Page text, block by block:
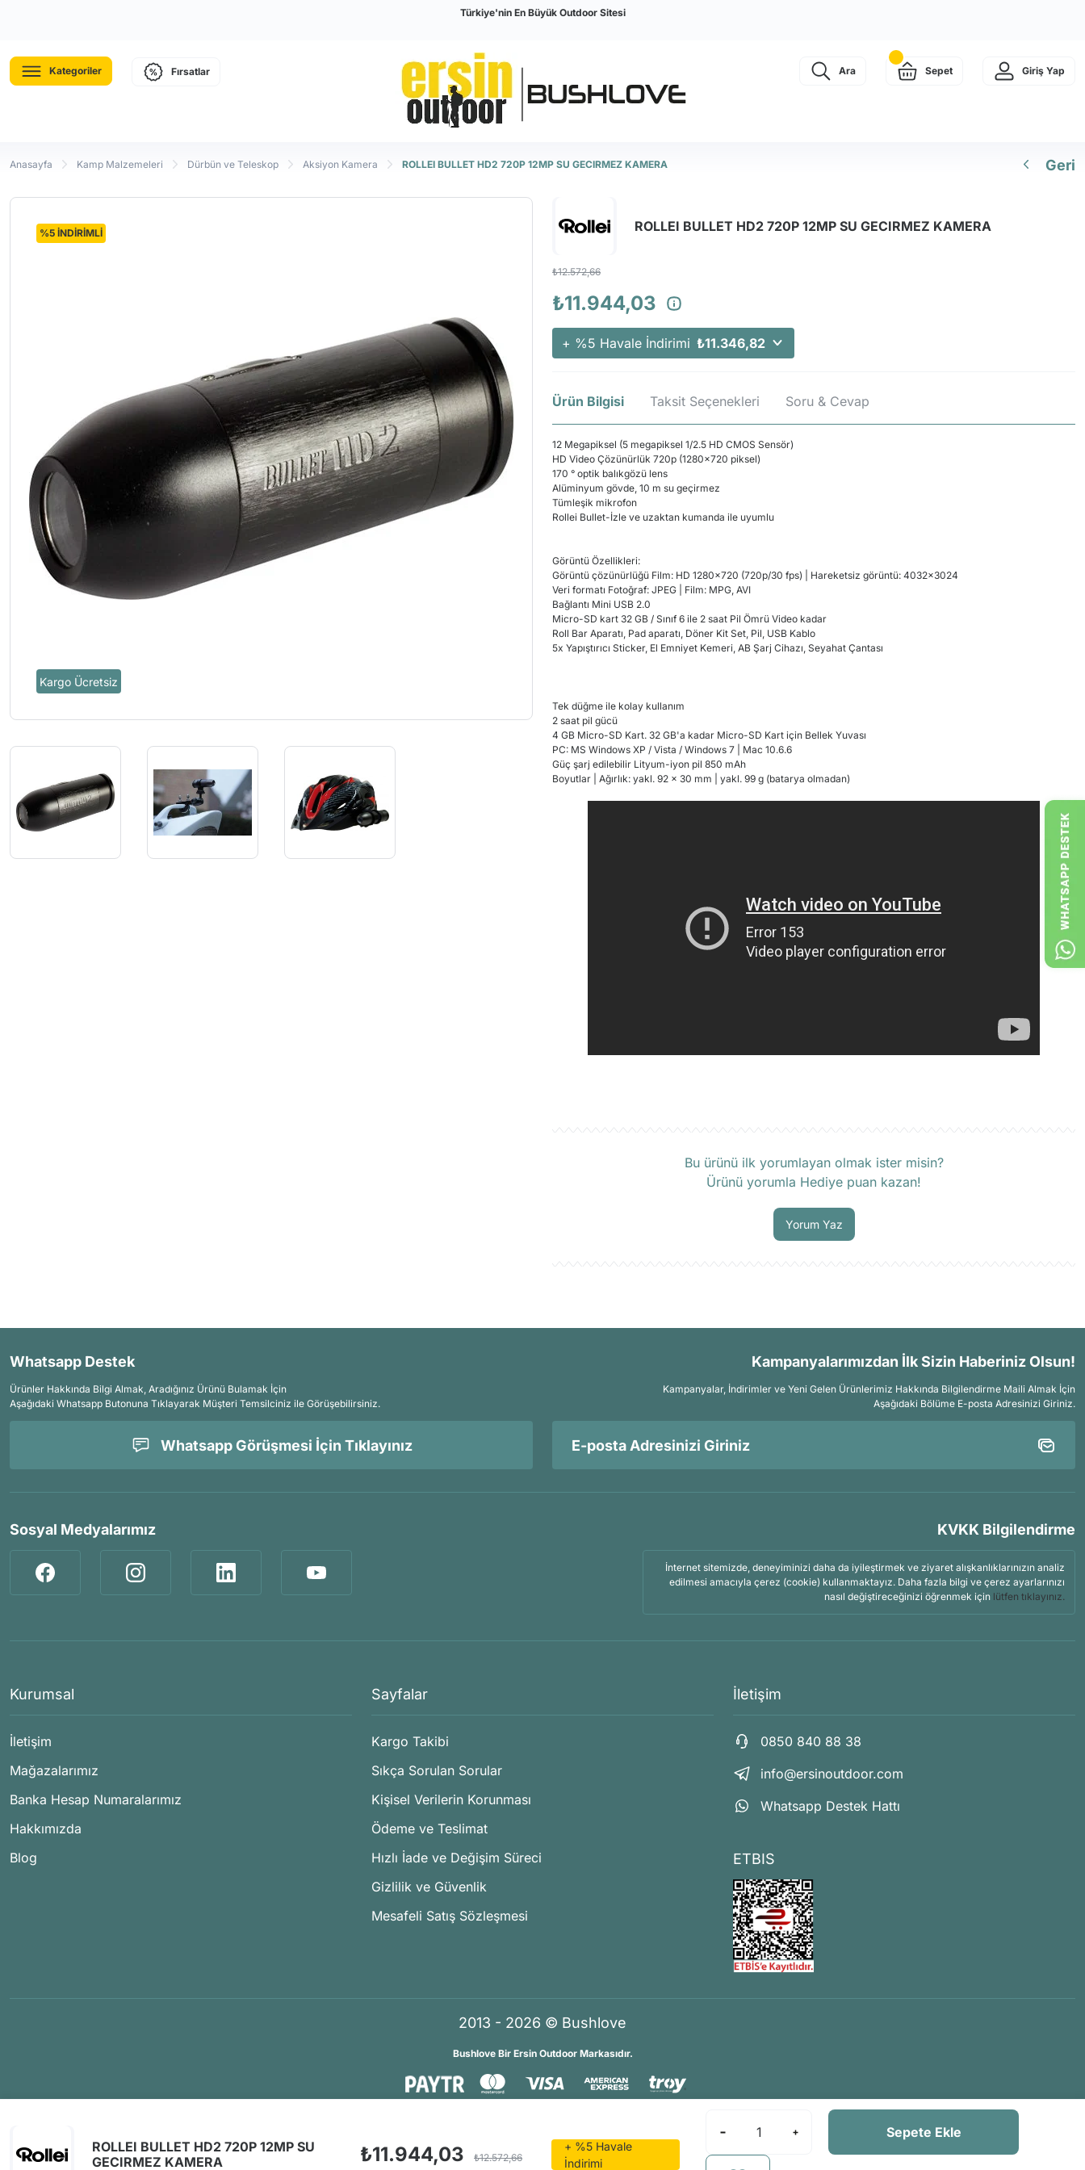
Türkiye'nin En Büyük Outdoor Sitesi
Kategoriler Fırsatlar Ara Sepet Giriş Yap
Anasayfa Kamp Malzemeleri Dürbün ve Teleskop Aksiyon Kamera ROLLEI BULLET HD2 720P 12MP SU GECIRMEZ KAMERA Geri
ROLLEI BULLET HD2 720P 12MP SU
GECIRMEZ KAMERA
₺11.944,03 ₺12.572,66
+ %5 Havale
İndirimi
Sepete Ekle
Kargo Ücretsiz
%5 İNDİRİMLİ ROLLEI BULLET HD2 720P 12MP SU GECIRMEZ KAMERA
₺12.572,66
₺11.944,03
+ %5 Havale İndirimi ₺11.346,82
Ürün Bilgisi Taksit Seçenekleri Soru & Cevap
12 Megapiksel (5 megapiksel 1/2.5 HD CMOS Sensör)
HD Video Çözünürlük 720p (1280x720 piksel)
170 ° optik balıkgözü lens
Alüminyum gövde, 10 m su geçirmez
Tümleşik mikrofon
Rollei Bullet-İzle ve uzaktan kumanda ile uyumlu
Görüntü Özellikleri:
Görüntü çözünürlüğü Film: HD 1280x720 (720p/30 fps) Hareketsiz görüntü: 4032x3024
Veri formatı Fotoğraf: JPEG Film: MPG, AVI
Bağlantı Mini USB 2.0
Micro-SD kart 32 GB / Sınıf 6 ile 2 saat Pil Ömrü Video kadar
Roll Bar Aparatı, Pad aparatı, Döner Kit Set, Pil, USB Kablo
5x Yapıştırıcı Sticker, El Emniyet Kemeri, AB Şarj Cihazı, Seyahat Çantası
Tek düğme ile kolay kullanım
2 saat pil gücü
4 GB Micro-SD Kart. 32 GB'a kadar Micro-SD Kart için Bellek Yuvası
PC: MS Windows XP / Vista / Windows 7 Mac 10.6.6
Güç şarj edilebilir Lityum-iyon pil 850 mAh
Boyutlar |
Ağırlık: yakl. 92 x 30 mm yakl. 99 g (batarya olmadan)
Bu ürünü ilk yorumlayan olmak ister misin?
Ürünü yorumla Hediye puan kazan!
Yorum Yaz
Whatsapp Destek
Ürünler Hakkında Bilgi Almak, Aradığınız Ürünü Bulamak İçin
Aşağıdaki Whatsapp Butonuna Tıklayarak Müşteri Temsilciniz ile Görüşebilirsiniz.
Whatsapp Görüşmesi İçin Tıklayınız
Kampanyalarımızdan İlk Sizin Haberiniz Olsun!
Kampanyalar, İndirimler ve Yeni Gelen Ürünlerimiz Hakkında Bilgilendirme Maili Almak İçin
Aşağıdaki Bölüme E-posta Adresinizi Giriniz.
Sosyal Medyalarımız KVKK Bilgilendirme
İnternet sitemizde, deneyiminizi daha da iyileştirmek ve ziyaret alışkanlıklarınızın analiz
edilmesi amacıyla çerez (cookie) kullanmaktayız. Daha fazla bilgi ve çerez ayarlarınızı
nasıl değiştireceğinizi öğrenmek için lütfen tıklayınız.
Kurumsal
İletişim
Mağazalarımız
Banka Hesap Numaralarımız
Hakkımızda
Blog
Sayfalar
Kargo Takibi
Sıkça Sorulan Sorular
Kişisel Verilerin Korunması
Ödeme ve Teslimat
Hızlı İade ve Değişim Süreci
Gizlilik ve Güvenlik
Mesafeli Satış Sözleşmesi
İletişim
0850 840 88 38
info@ersinoutdoor.com
Whatsapp Destek Hattı
ETBIS
2013 - 2026 © Bushlove
Bushlove Bir Ersin Outdoor Markasıdır.